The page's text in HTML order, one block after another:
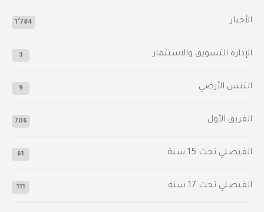
الأخبار 1٬784
الإدارة التسويق والاستثمار 3
التنس الأرضي 9
الفريق الأول 706
الفيصلي‬⁩ تحت 15 سنة 61
‫الفيصلي‬⁩ تحت 17 سنة 111